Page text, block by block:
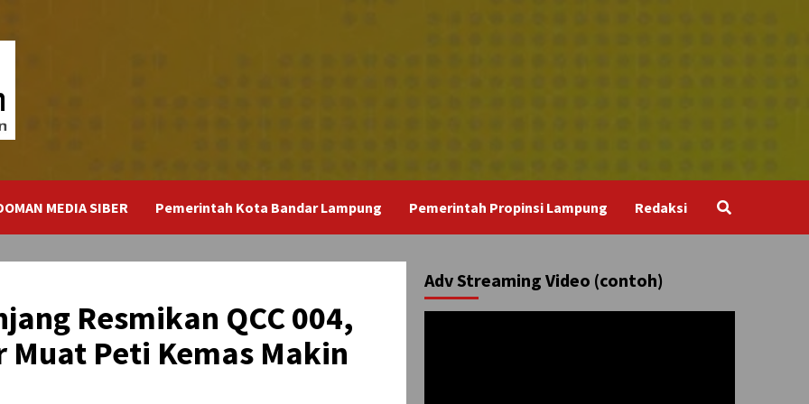
MEDIA SIBER Pemerintah Kota Bandar Lampung Pemerintah Propinsi Lampung Redaksi
Resmikan QCC 004,
Peti Kemas Makin
Adv Streaming Video (contoh)